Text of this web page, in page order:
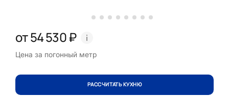
от 54 530 ₽
Цена за погонный метр
РАССЧИТАТЬ КУХНЮ